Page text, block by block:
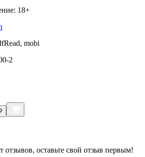
18+
mobi
2
отзывов, оставьте свой отзыв первым!